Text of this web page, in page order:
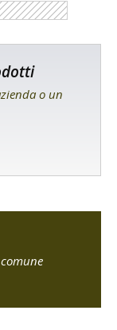
o un